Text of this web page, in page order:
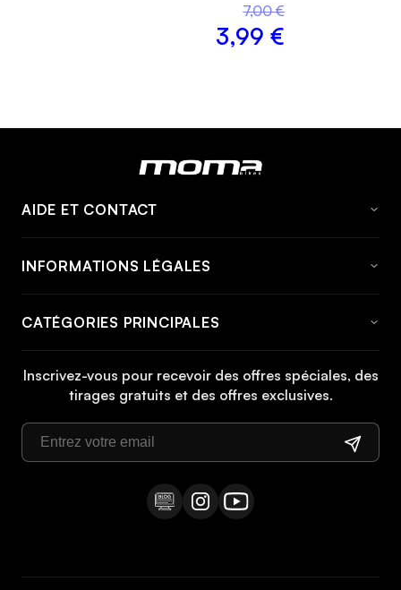
7,00 €
3,99 €
AIDE ET CONTACT
Contact
Informations de retour
Manuels
INFORMATIONS LÉGALES
Politique de cookies
Politique de confidentialité
Droit de rétractation
CATÉGORIES PRINCIPALES
Vélo VTT
Vélo de ville
Vélo pliant
Vélo électrique VTT
Inscrivez-vous pour recevoir des offres spéciales, des
tirages gratuits et des offres exclusives.